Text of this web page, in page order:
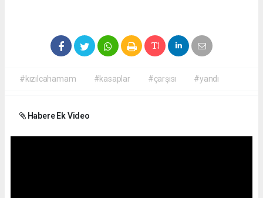
#kızılcahamam #kasaplar #çarşısı #yandı
Habere Ek Video